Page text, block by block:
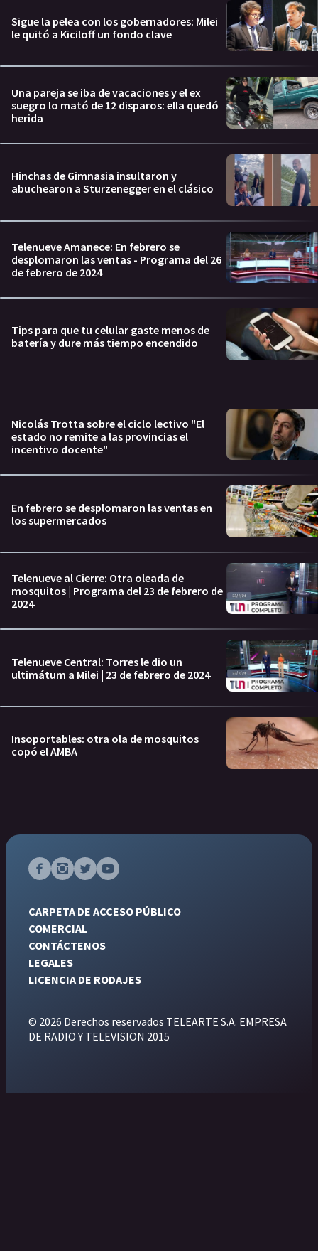
Sigue la pelea con los gobernadores: Milei
le quitó a Kiciloff un fondo clave
Una pareja se iba de vacaciones y el ex
suegro lo mató de 12 disparos: ella quedó
herida
Hinchas de Gimnasia insultaron y
abuchearon a Sturzenegger en el clásico
Telenueve Amanece: En febrero se
desplomaron las ventas - Programa del 26
de febrero de 2024
Tips para que tu celular gaste menos de
batería y dure más tiempo encendido
Nicolás Trotta sobre el ciclo lectivo "El
estado no remite a las provincias el
incentivo docente"
En febrero se desplomaron las ventas en
los supermercados
Telenueve al Cierre: Otra oleada de
mosquitos | Programa del 23 de febrero de
2024
Telenueve Central: Torres le dio un
ultimátum a Milei | 23 de febrero de 2024
Insoportables: otra ola de mosquitos
copó el AMBA
CARPETA DE ACCESO PÚBLICO
COMERCIAL
CONTÁCTENOS
LEGALES
LICENCIA DE RODAJES
© 2026 Derechos reservados TELEARTE S.A. EMPRESA
DE RADIO Y TELEVISION 2015